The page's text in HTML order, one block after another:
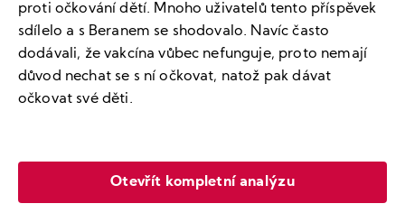
proti očkování dětí. Mnoho uživatelů tento příspěvek
sdílelo a s Beranem se shodovalo. Navíc často
dodávali, že vakcína vůbec nefunguje, proto nemají
důvod nechat se s ní očkovat, natož pak dávat
očkovat své děti.
Otevřít kompletní analýzu